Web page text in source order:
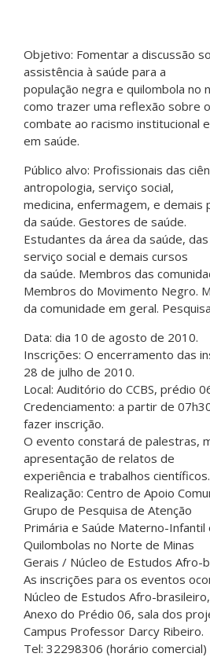
Objetivo: Fomentar a discussão
assistência à saúde para a
população negra e quilombola no
como trazer uma reflexão sobre o
combate ao racismo institucional
em saúde.
Público alvo: Profissionais das
antropologia, serviço social,
medicina, enfermagem, e demais
da saúde. Gestores de saúde.
Estudantes da área da saúde,
serviço social e demais cursos
da saúde. Membros das
Membros do Movimento Negro.
da comunidade em geral.
Data: dia 10 de agosto de 2010.
Inscrições: O encerramento das
28 de julho de 2010.
Local: Auditório do CCBS, prédio
Credenciamento: a partir de
fazer inscrição.
O evento constará de palestras,
apresentação de relatos de
experiência e trabalhos científicos.
Realização: Centro de Apoio
Grupo de Pesquisa de Atenção
Primária e Saúde Materno-Infantil
Quilombolas no Norte de Minas
Gerais / Núcleo de Estudos Afro-
As inscrições para os eventos
Núcleo de Estudos Afro-brasileiro,
Anexo do Prédio 06, sala dos
Campus Professor Darcy Ribeiro.
Tel: 32298306 (horário comercial)